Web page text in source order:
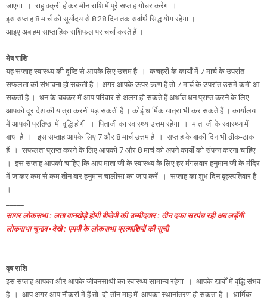
जाएगा । राहु वक्री होकर मीन राशि में पूरे सप्ताह गोचर करेगा ।
इस सप्ताह 8 मार्च को सूर्योदय से 8:28 दिन तक सर्वार्थ सिद्ध योग रहेगा ।
आइए अब हम साप्ताहिक राशिफल पर चर्चा करते हैं ।
मेष राशि
यह सप्ताह स्वास्थ्य की दृष्टि से आपके लिए उत्तम है । कचहरी के कार्यों में 7 मार्च के उपरांत
सफलता की संभावना हो सकती है । अगर आपके ऊपर ऋण है तो 7 मार्च के उपरांत उसमें कमी आ
सकती है । धन के चक्कर में आप परिवार से अलग हो सकते हैं अर्थात धन प्राप्त करने के लिए
आपको दूर देश की यात्रा करनी पड़ सकती है । कोई धार्मिक यात्रा भी कर सकते हैं । कार्यालय
में आपकी प्रतिष्ठा में वृद्धि होगी । पिताजी का स्वास्थ्य उत्तम रहेगा । माता जी के स्वास्थ्य में
बाधा है । इस सप्ताह आपके लिए 7 और 8 मार्च उत्तम है । सप्ताह के बाकी दिन भी ठीक-ठाक
हैं । सफलता प्राप्त करने के लिए आपको 7 और 8 मार्च को अपने कार्यों को संपन्न करना चाहिए
। इस सप्ताह आपको चाहिए कि आप माता जी के स्वास्थ्य के लिए हर मंगलवार हनुमान जी के मंदिर
में जाकर कम से कम तीन बार हनुमान चालीसा का जाप करें । सप्ताह का शुभ दिन बृहस्पतिवार है
।
सागर लोकसभा : लता वानखेड़े होंगी बीजेपी की उम्मीदवार : तीन दफा सरपंच रही अब लड़ेंगी
लोकसभा चुनाव ▪️देखे : एमपी के लोकसभा प्रत्याशियों की सूची
वृष राशि
इस सप्ताह आपका और आपके जीवनसाथी का स्वास्थ्य सामान्य रहेगा । आपके खर्चों में वृद्धि संभव
है । आप अगर आप नौकरी में हैं तो दो-तीन माह में आपका स्थानांतरण हो सकता है । धार्मिक